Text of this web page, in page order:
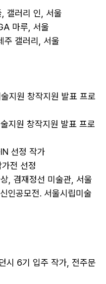
갤러리 인, 서울
마루, 서울
주 갤러리, 서울
지원 창작지원 발표 프로
지원 창작지원 발표 프로
선정 작가
전 선정
인공모전. 서울시립미술
시 6기 입주 작가, 전주문